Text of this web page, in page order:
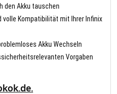
den Akku tauschen
volle Kompatibilität mit Ihrer Infinix
Akku Wechseln
Vorgaben